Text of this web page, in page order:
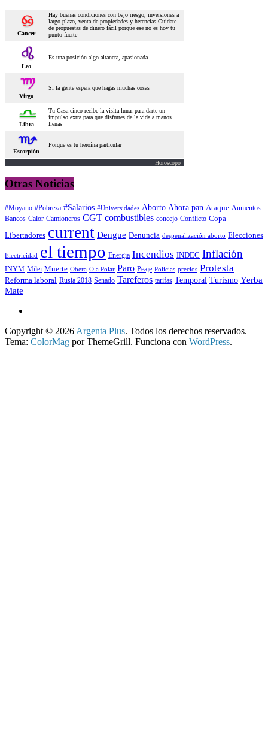
Horoscopo
Otras Noticias
#Moyano #Pobreza #Salarios #Universidades Aborto Ahora pan Ataque Aumentos
Bancos Calor Camioneros CGT combustibles concejo Conflicto Copa
Libertadores current Dengue Denuncia despenalización aborto Elecciones
Electricidad el tiempo Energia Incendios INDEC Inflación
INYM Milei Muerte Obera Ola Polar Paro Peaje Policias precios Protesta
Reforma laboral Rusia 2018 Senado Tareferos tarifas Temporal Turismo Yerba
Mate
Copyright © 2026 Argenta Plus. Todos los derechos reservados.
Tema: ColorMag por ThemeGrill. Funciona con WordPress.